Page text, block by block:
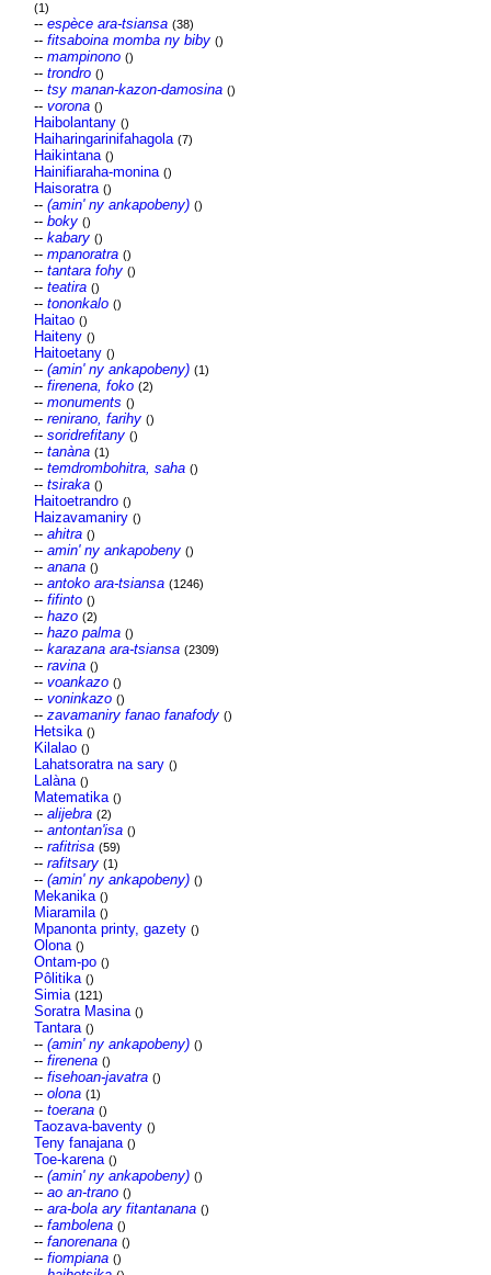
(1)
-- espèce ara-tsiansa (38)
-- fitsaboina momba ny biby ()
-- mampinono ()
-- trondro ()
-- tsy manan-kazon-damosina ()
-- vorona ()
Haibolantany ()
Haiharingarinifahagola (7)
Haikintana ()
Hainifiaraha-monina ()
Haisoratra ()
-- (amin' ny ankapobeny) ()
-- boky ()
-- kabary ()
-- mpanoratra ()
-- tantara fohy ()
-- teatira ()
-- tononkalo ()
Haitao ()
Haiteny ()
Haitoetany ()
-- (amin' ny ankapobeny) (1)
-- firenena, foko (2)
-- monuments ()
-- renirano, farihy ()
-- soridrefitany ()
-- tanàna (1)
-- temdrombohitra, saha ()
-- tsiraka ()
Haitoetrandro ()
Haizavamaniry ()
-- ahitra ()
-- amin' ny ankapobeny ()
-- anana ()
-- antoko ara-tsiansa (1246)
-- fifinto ()
-- hazo (2)
-- hazo palma ()
-- karazana ara-tsiansa (2309)
-- ravina ()
-- voankazo ()
-- voninkazo ()
-- zavamaniry fanao fanafody ()
Hetsika ()
Kilalao ()
Lahatsoratra na sary ()
Lalàna ()
Matematika ()
-- alijebra (2)
-- antontan'isa ()
-- rafitrisa (59)
-- rafitsary (1)
-- (amin' ny ankapobeny) ()
Mekanika ()
Miaramila ()
Mpanonta printy, gazety ()
Olona ()
Ontam-po ()
Pôlitika ()
Simia (121)
Soratra Masina ()
Tantara ()
-- (amin' ny ankapobeny) ()
-- firenena ()
-- fisehoan-javatra ()
-- olona (1)
-- toerana ()
Taozava-baventy ()
Teny fanajana ()
Toe-karena ()
-- (amin' ny ankapobeny) ()
-- ao an-trano ()
-- ara-bola ary fitantanana ()
-- fambolena ()
-- fanorenana ()
-- fiompiana ()